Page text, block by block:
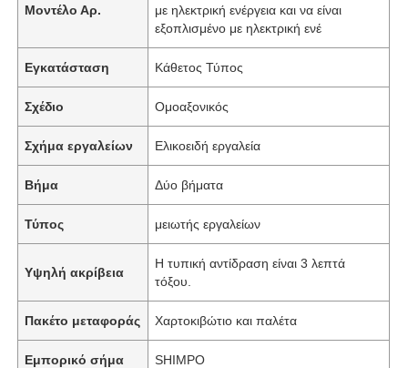
Μοντέλο Αρ.
με ηλεκτρική ενέργεια και να είναι
εξοπλισμένο με ηλεκτρική ενέ
Εγκατάσταση Κάθετος Τύπος
Σχέδιο Ομοαξονικός
Σχήμα εργαλείων Ελικοειδή εργαλεία
Βήμα Δύο βήματα
Τύπος μειωτής εργαλείων
Υψηλή ακρίβεια
Η τυπική αντίδραση είναι 3 λεπτά
τόξου.
Πακέτο μεταφοράς Χαρτοκιβώτιο και παλέτα
Εμπορικό σήμα SHIMPO